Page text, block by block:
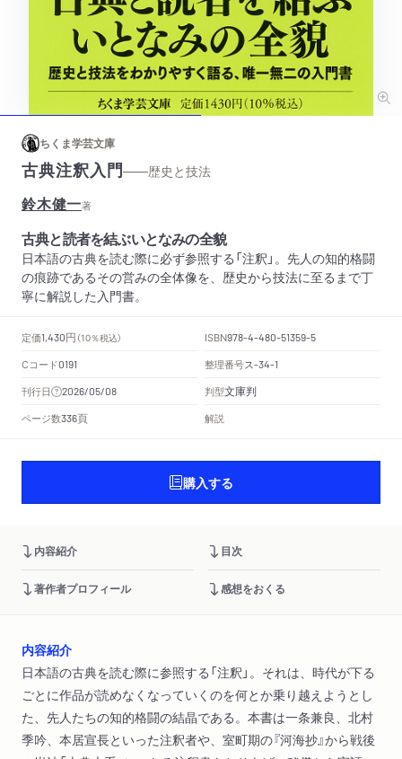
ちくま学芸文庫
古典注釈入門——歴史と技法
鈴木健一著
古典と読者を結ぶいとなみの全貌
日本語の古典を読む際に必ず参照する「注釈」。先人の知的格闘
の痕跡であるその営みの全体像を、歴史から技法に至るまで丁
寧に解説した入門書。
定価1,430円 （10％税込） ISBN978-4-480-51359-5
Cコード0191 整理番号ス-34-1
刊行日 2026/05/08 判型文庫判
ページ数336頁 解説
購入する
内容紹介 目次
著作者プロフィール 感想をおくる
内容紹介
日本語の古典を読む際に参照する「注釈」。それは、時代が下る
ごとに作品が読めなくなっていくのを何とか乗り越えようとし
た、先人たちの知的格闘の結晶である。本書は一条兼良、北村
季吟、本居宣長といった注釈者や、室町期の『河海抄』から戦後